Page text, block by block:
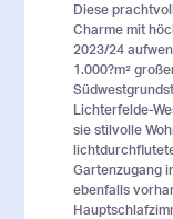
Diese
Charme mit
2023/24
1.000?m²
Lichterfelde-
sie stilvolle
Gartenzugang
ebenfalls